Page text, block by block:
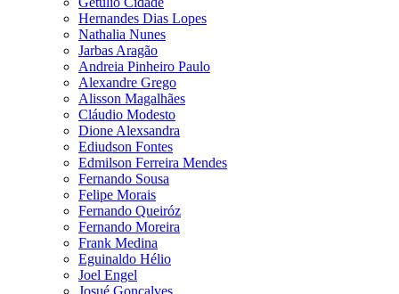
Hernandes Dias Lopes
Nathalia Nunes
Jarbas Aragão
Andreia Pinheiro Paulo
Alexandre Grego
Alisson Magalhães
Cláudio Modesto
Dione Alexsandra
Ediudson Fontes
Edmilson Ferreira Mendes
Fernando Sousa
Felipe Morais
Fernando Queiróz
Fernando Moreira
Frank Medina
Eguinaldo Hélio
Joel Engel
Josué Gonçalves